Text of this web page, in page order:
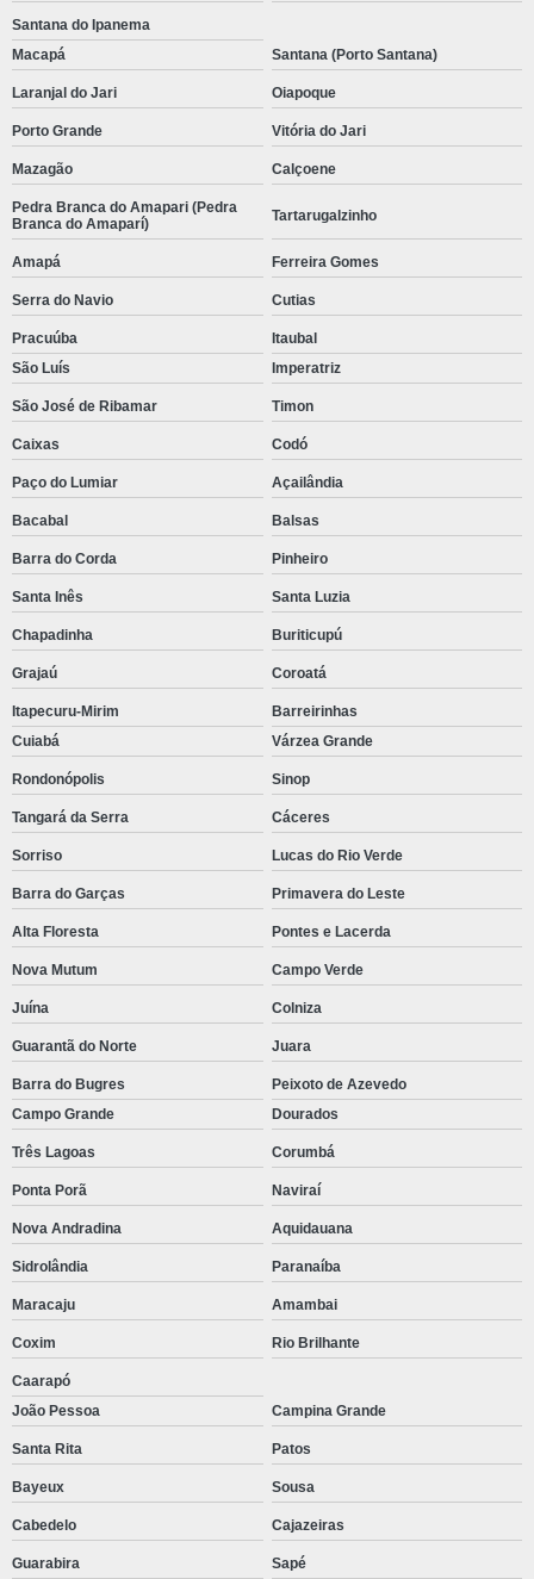
Santana do Ipanema
Macapá
Santana (Porto Santana)
Laranjal do Jari Oiapoque
Porto Grande Vitória do Jari
Mazagão Calçoene
Pedra Branca do Amapari (Pedra
Branca do Amaparí)
Tartarugalzinho
Amapá Ferreira Gomes
Serra do Navio Cutias
Pracuúba
Itaubal
São Luís
Imperatriz
São José de Ribamar Timon
Caixas Codó
Paço do Lumiar Açailândia
Bacabal Balsas
Barra do Corda Pinheiro
Santa Inês Santa Luzia
Chapadinha Buriticupú
Grajaú Coroatá
Itapecuru-Mirim
Barreirinhas
Cuiabá
Várzea Grande
Rondonópolis Sinop
Tangará da Serra Cáceres
Sorriso Lucas do Rio Verde
Barra do Garças Primavera do Leste
Alta Floresta Pontes e Lacerda
Nova Mutum Campo Verde
Juína Colniza
Guarantã do Norte Juara
Barra do Bugres
Peixoto de Azevedo
Campo Grande
Dourados
Três Lagoas Corumbá
Ponta Porã Naviraí
Nova Andradina Aquidauana
Sidrolândia Paranaíba
Maracaju Amambai
Coxim Rio Brilhante
Caarapó
João Pessoa
Campina Grande
Santa Rita Patos
Bayeux Sousa
Cabedelo Cajazeiras
Guarabira Sapé